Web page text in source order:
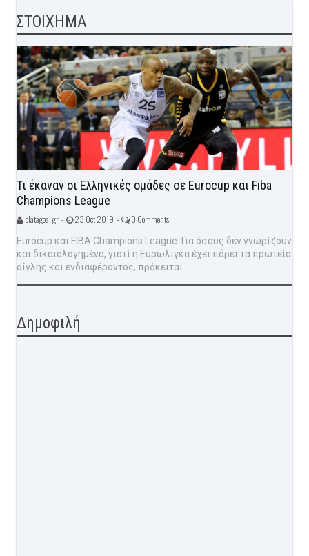
ΣΤΟΙΧΗΜΑ
Τι έκαναν οι Ελληνικές ομάδες σε Eurocup και Fiba
Champions League
olatagoal.gr - 23 Oct 2019 - 0 Comments
Eurocup και FIBA Champions League. Για όσους δεν γνωρίζουν
και δικαιολογημένα, γιατί η Ευρωλίγκα έχει πάρει τα πρωτεία
αίγλης και ενδιαφέροντος, πρόκειται...
Δημοφιλή